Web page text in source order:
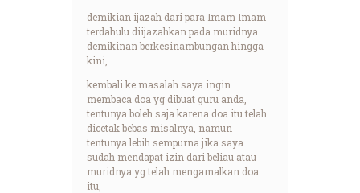
demikian ijazah dari para Imam Imam
terdahulu diijazahkan pada muridnya
demikinan berkesinambungan hingga
kini,
kembali ke masalah saya ingin
membaca doa yg dibuat guru anda,
tentunya boleh saja karena doa itu telah
dicetak bebas misalnya, namun
tentunya lebih sempurna jika saya
sudah mendapat izin dari beliau atau
muridnya yg telah mengamalkan doa
itu,